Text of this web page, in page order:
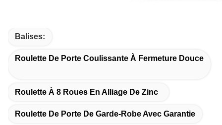
Balises:
Roulette De Porte Coulissante À Fermeture Douce
Roulette À 8 Roues En Alliage De Zinc
Roulette De Porte De Garde-Robe Avec Garantie